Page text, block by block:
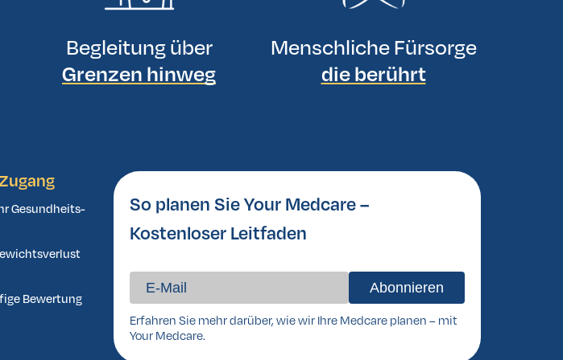
Begleitung über
Grenzen hinweg
Menschliche Fürsorge
die berührt
Gesundheits-
Bewertung
So planen Sie Your Medcare –
Kostenloser Leitfaden
Erfahren Sie mehr darüber, wie wir Ihre Medcare planen – mit
Your Medcare.